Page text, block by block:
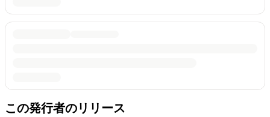
この発行者のリリース